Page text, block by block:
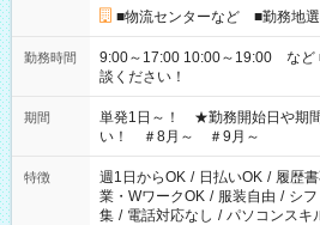
■物流センターなど ■勤務地
勤務時間
9:00～17:00 10:00～19:00 など ■ 他の時間帯もお気軽にご相
談ください！
期間
単発1日～！ ★勤務開始日や期
い！ ＃8月～ ＃9月～
特徴 週1日からOK / 日払いOK / 履歴
業・WワークOK / 服装自由 / シ
集 / 電話対応なし / パソコンスキ